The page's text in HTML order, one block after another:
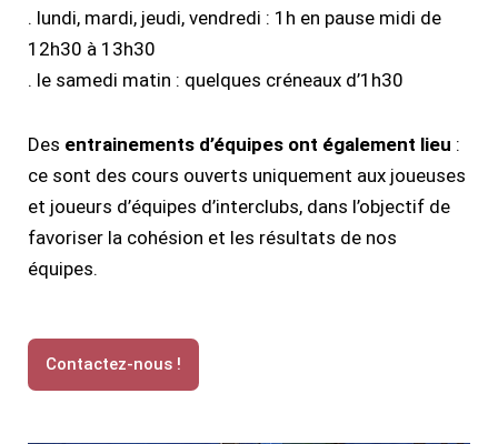
. lundi, mardi, jeudi, vendredi : 1h en pause midi de
12h30 à 13h30
. le samedi matin : quelques créneaux d’1h30
Des entrainements d’équipes ont également lieu :
ce sont des cours ouverts uniquement aux joueuses
et joueurs d’équipes d’interclubs, dans l’objectif de
favoriser la cohésion et les résultats de nos
équipes.
Contactez-nous !